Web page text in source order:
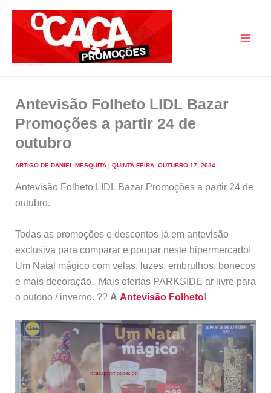
Antevisão Folheto LIDL Bazar
Promoções a partir 24 de
outubro
ARTIGO DE DANIEL MESQUITA | QUINTA-FEIRA, OUTUBRO 17, 2024
Antevisão Folheto LIDL Bazar Promoções a partir 24 de
outubro.
Todas as promoções e descontos já em antevisão
exclusiva para comparar e poupar neste hipermercado!
Um Natal mágico com velas, luzes, embrulhos, bonecos
e mais decoração. Mais ofertas PARKSIDE ar livre para
o outono / inverno. ?? A Antevisão Folheto!